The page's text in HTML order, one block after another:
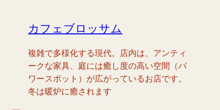
カフェブロッサム
複雑で多様化する現代。店内は、アンティ
ークな家具、庭には癒し度の高い空間（パ
ワースポット）が広がっているお店です。
冬は暖炉に癒されます